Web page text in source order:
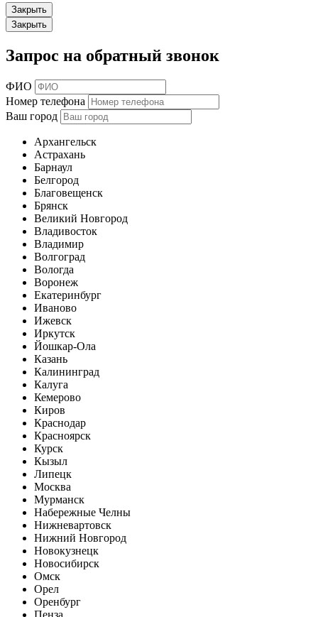
Закрыть
Закрыть
Запрос на обратный звонок
ФИО
Номер телефона
Ваш город
Архангельск
Астрахань
Барнаул
Белгород
Благовещенск
Брянск
Великий Новгород
Владивосток
Владимир
Волгоград
Вологда
Воронеж
Екатеринбург
Иваново
Ижевск
Иркутск
Йошкар-Ола
Казань
Калининград
Калуга
Кемерово
Киров
Краснодар
Красноярск
Курск
Кызыл
Липецк
Москва
Мурманск
Набережные Челны
Нижневартовск
Нижний Новгород
Новокузнецк
Новосибирск
Омск
Орел
Оренбург
Пенза